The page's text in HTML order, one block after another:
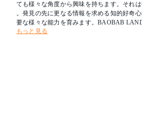
ても様々な角度から興味を持ちます。それ
。発見の先に更なる情報を求める知的好奇
要な様々な能力を育みます。BAOBAB
を楽しみながらぐんぐん成長していく子ど
もっと見る